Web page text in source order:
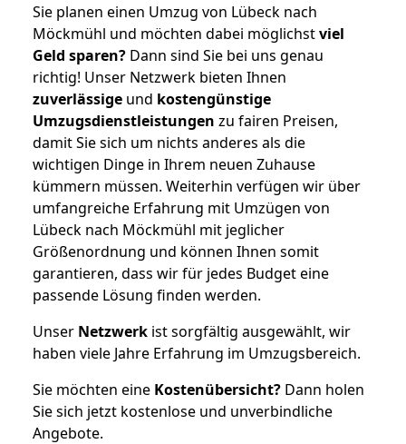
Sie planen einen Umzug von Lübeck nach
Möckmühl und möchten dabei möglichstviel
Geld sparen? Dann sind Sie bei uns genau
richtig! Unser Netzwerk bieten Ihnen
zuverlässige und kostengünstige
Umzugsdienstleistungen zu fairen Preisen,
damit Sie sich um nichts anderes als die
wichtigen Dinge in Ihrem neuen Zuhause
kümmern müssen. Weiterhin verfügen wir über
umfangreiche Erfahrung mit Umzügen von
Lübeck nach Möckmühl mit jeglicher
Größenordnung und können Ihnen somit
garantieren, dass wir für jedes Budget eine
passende Lösung finden werden.
Unser Netzwerk ist sorgfältig ausgewählt, wir
haben viele Jahre Erfahrung im Umzugsbereich.
Sie möchten eine Kostenübersicht? Dann holen
Sie sich jetzt kostenlose und unverbindliche
Angebote.